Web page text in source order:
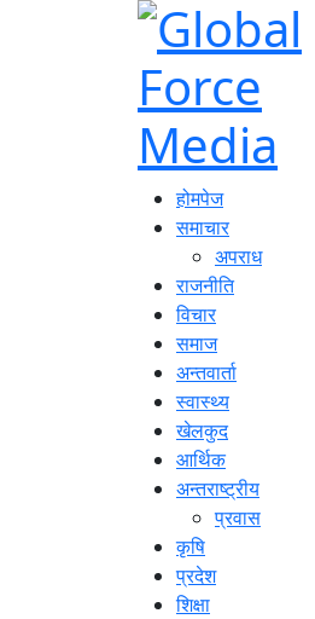
होमपेज
समाचार
अपराध
राजनीति
विचार
समाज
अन्तवार्ता
स्वास्थ्य
खेलकुद
आर्थिक
अन्तराष्ट्रीय
प्रवास
कृषि
प्रदेश
शिक्षा